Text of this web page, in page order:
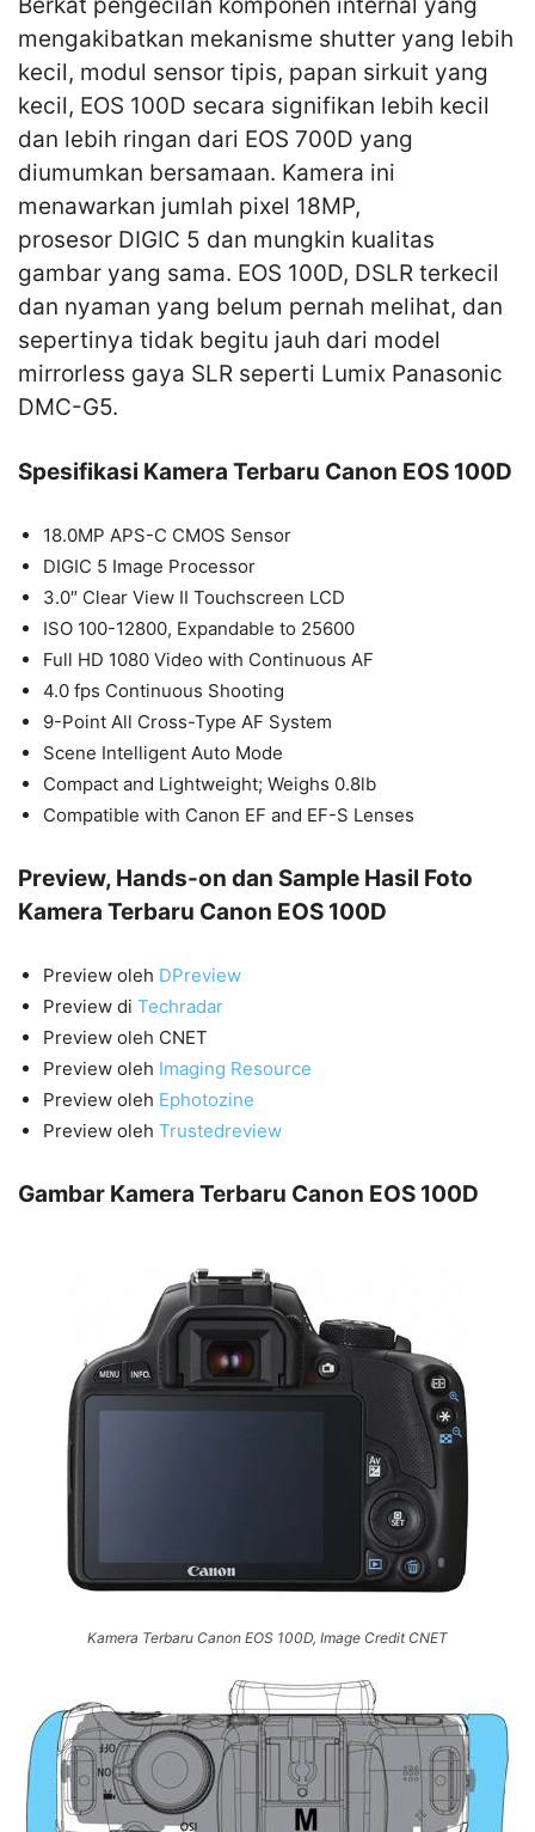
Berkat pengecilan komponen internal yang
mengakibatkan mekanisme shutter yang lebih
kecil, modul sensor tipis, papan sirkuit yang
kecil, EOS 100D secara signifikan lebih kecil
dan lebih ringan dari EOS 700D yang
diumumkan bersamaan. Kamera ini
menawarkan jumlah pixel 18MP,
prosesor DIGIC 5 dan mungkin kualitas
gambar yang sama. EOS 100D, DSLR terkecil
dan nyaman yang belum pernah melihat, dan
sepertinya tidak begitu jauh dari model
mirrorless gaya SLR seperti Lumix Panasonic
DMC-G5.
Spesifikasi Kamera Terbaru Canon EOS 100D
18.0MP APS-C CMOS Sensor
DIGIC 5 Image Processor
3.0″ Clear View II Touchscreen LCD
ISO 100-12800, Expandable to 25600
Full HD 1080 Video with Continuous AF
4.0 fps Continuous Shooting
9-Point All Cross-Type AF System
Scene Intelligent Auto Mode
Compact and Lightweight; Weighs 0.8lb
Compatible with Canon EF and EF-S Lenses
Preview, Hands-on dan Sample Hasil Foto
Kamera Terbaru Canon EOS 100D
Preview oleh DPreview
Preview di Techradar
Preview oleh CNET
Preview oleh Imaging Resource
Preview oleh Ephotozine
Preview oleh Trustedreview
Gambar Kamera Terbaru Canon EOS 100D
Kamera Terbaru Canon EOS 100D, Image Credit CNET